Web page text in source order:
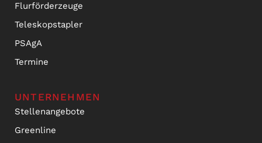
Flurförderzeuge
Teleskopstapler
PSAgA
Termine
UNTERNEHMEN
Stellenangebote
Greenline